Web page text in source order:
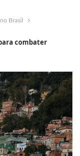
Brasil
combater